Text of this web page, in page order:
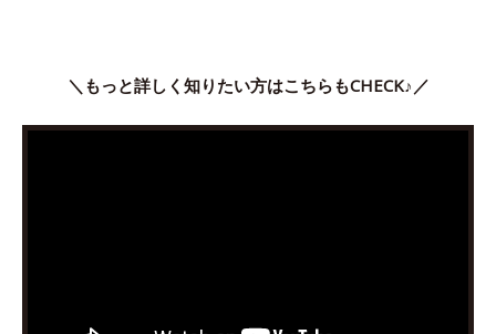
＼もっと詳しく知りたい方はこちらもCHECK♪／